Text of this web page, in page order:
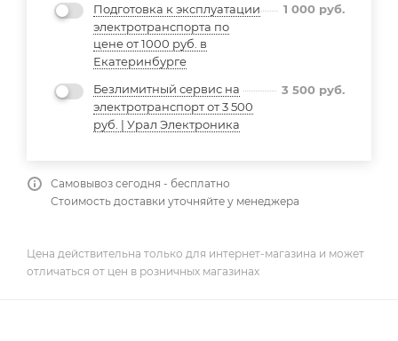
Подготовка к эксплуатации
электротранспорта по
цене от 1000 руб. в
Екатеринбурге
1 000 руб.
Безлимитный сервис на
электротранспорт от 3 500
руб. | Урал Электроника
3 500 руб.
Самовывоз сегодня - бесплатно
Стоимость доставки уточняйте у менеджера
Цена действительна только для интернет-магазина и может
отличаться от цен в розничных магазинах